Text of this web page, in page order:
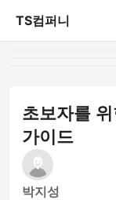
TS컴퍼니
초보자를
가이드
박지성